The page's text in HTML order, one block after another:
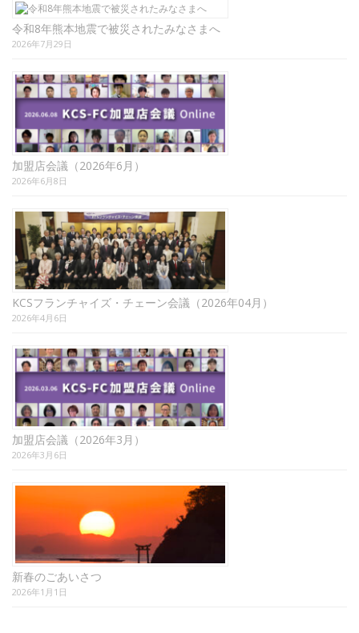
令和8年熊本地震で被災されたみなさまへ
2026年7月29日
加盟店会議（2026年6月）
2026年6月8日
KCSフランチャイズ・チェーン会議（2026年04月）
2026年4月6日
加盟店会議（2026年3月）
2026年3月6日
新春のごあいさつ
2026年1月1日